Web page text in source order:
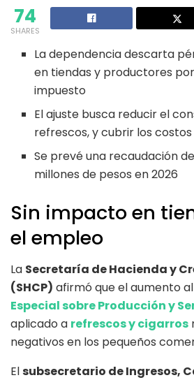
74
SHARES
La dependencia descarta
en tiendas y productores
impuesto
El ajuste busca reducir el
refrescos, y cubrir los
Se prevé una recaudación
millones de pesos en 2026
Sin impacto en
el empleo
La Secretaría de Hacienda y
(SHCP) afirmó que el aumento al
Especial sobre Producción y
aplicado a refrescos y cigarros
negativos en los pequeños
Elsubsecretario de Ingresos,